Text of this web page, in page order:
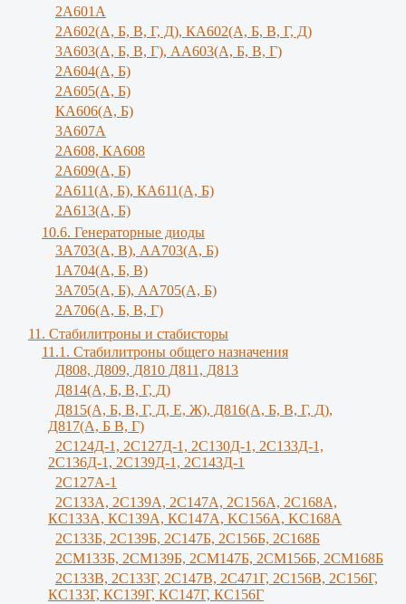
2А601А
2А602(А, Б, В, Г, Д), КА602(А, Б, В, Г, Д)
3A603(A, Б, B, Г), АА603(А, Б, В, Г)
2А604(А, Б)
2А605(А, Б)
КА606(А, Б)
3А607А
2А608, КА608
2А609(А, Б)
2А611(А, Б), КА611(А, Б)
2А613(А, Б)
10.6. Генераторные диоды
3A703(A, B), АА703(А, Б)
1А704(А, Б, В)
3А705(А, Б), АА705(А, Б)
2А706(А, Б, В, Г)
11. Стабилитроны и стабисторы
11.1. Стабилитроны общего назначения
Д808, Д809, Д810 Д811, Д813
Д814(А, Б, В, Г, Д)
Д815(А, Б, В, Г, Д, Е, Ж), Д816(А, Б, В, Г, Д),
Д817(А, Б В, Г)
2С124Д-1, 2С127Д-1, 2С130Д-1, 2С133Д-1,
2С136Д-1, 2С139Д-1, 2С143Д-1
2С127А-1
2C133А, 2C139А, 2С147А, 2С156А, 2С168А,
КС133А, КС139А, КС147А, KС156A, KС168A
2С133Б, 2С139Б, 2С147Б, 2С156Б, 2С168Б
2СМ133Б, 2СМ139Б, 2СМ147Б, 2СМ156Б, 2СМ168Б
2С133В, 2С133Г, 2C147B, 2С471Г, 2С156B, 2С156Г,
КС133Г, КС139Г, КС147Г, КС156Г